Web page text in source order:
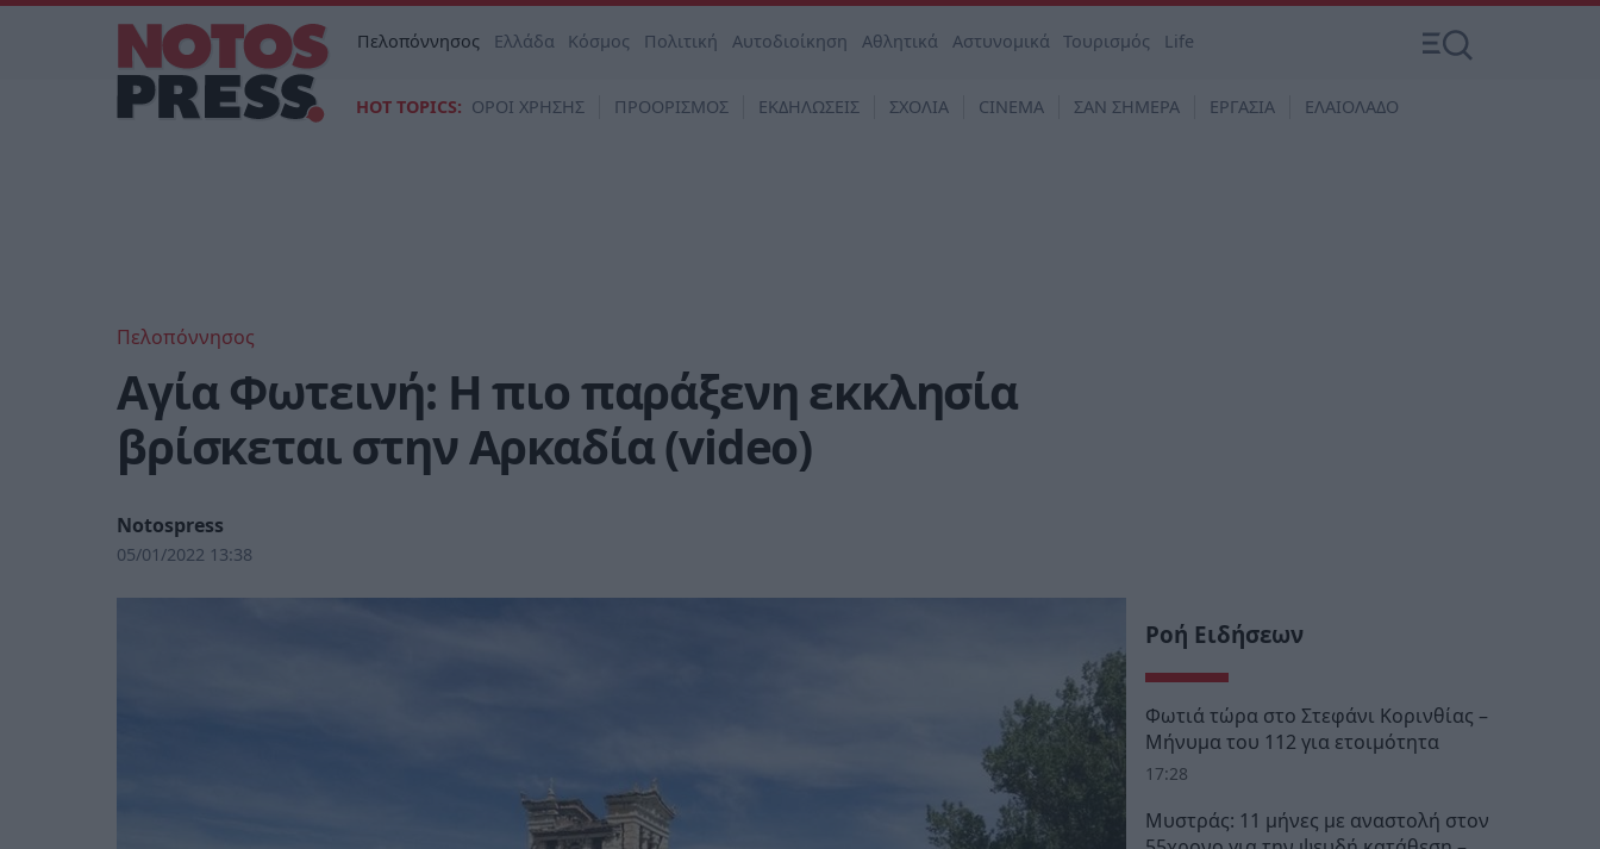
Πελοπόννησος Ελλάδα Κόσμος Πολιτική Αυτοδιοίκηση Αθλητικά Αστυνομικά Τουρισμός Life
HOT TOPICS: ΟΡΟΙ ΧΡΗΣΗΣ ΠΡΟΟΡΙΣΜΟΣ ΕΚΔΗΛΩΣΕΙΣ ΣΧΟΛΙΑ CINEMA ΣΑΝ ΣΗΜΕΡΑ ΕΡΓΑΣΙΑ ΕΛΑΙΟΛΑΔΟ
Πελοπόννησος
Αγία Φωτεινή: Η πιο παράξενη εκκλησία
βρίσκεται στην Αρκαδία (video)
Notospress
05/01/2022 13:38
Ροή Ειδήσεων
Φωτιά τώρα στο Στεφάνι Κορινθίας –
Μήνυμα του 112 για ετοιμότητα
17:28
Μυστράς: 11 μήνες με αναστολή στον